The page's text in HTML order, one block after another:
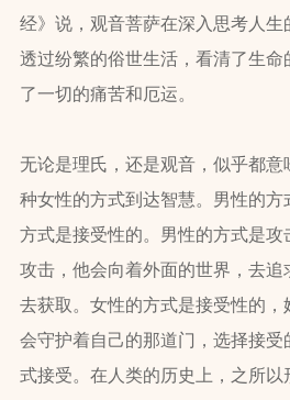
经》说，观音菩萨在深入思考人
透过纷繁的俗世生活，看清了生
了一切的痛苦和厄运。
无论是理氏，还是观音，似乎都
种女性的方式到达智慧。男性的方
方式是接受性的。男性的方式是
攻击，他会向着外面的世界，去追
去获取。女性的方式是接受性的
会守护着自己的那道门，选择接
式接受。在人类的历史上，之所